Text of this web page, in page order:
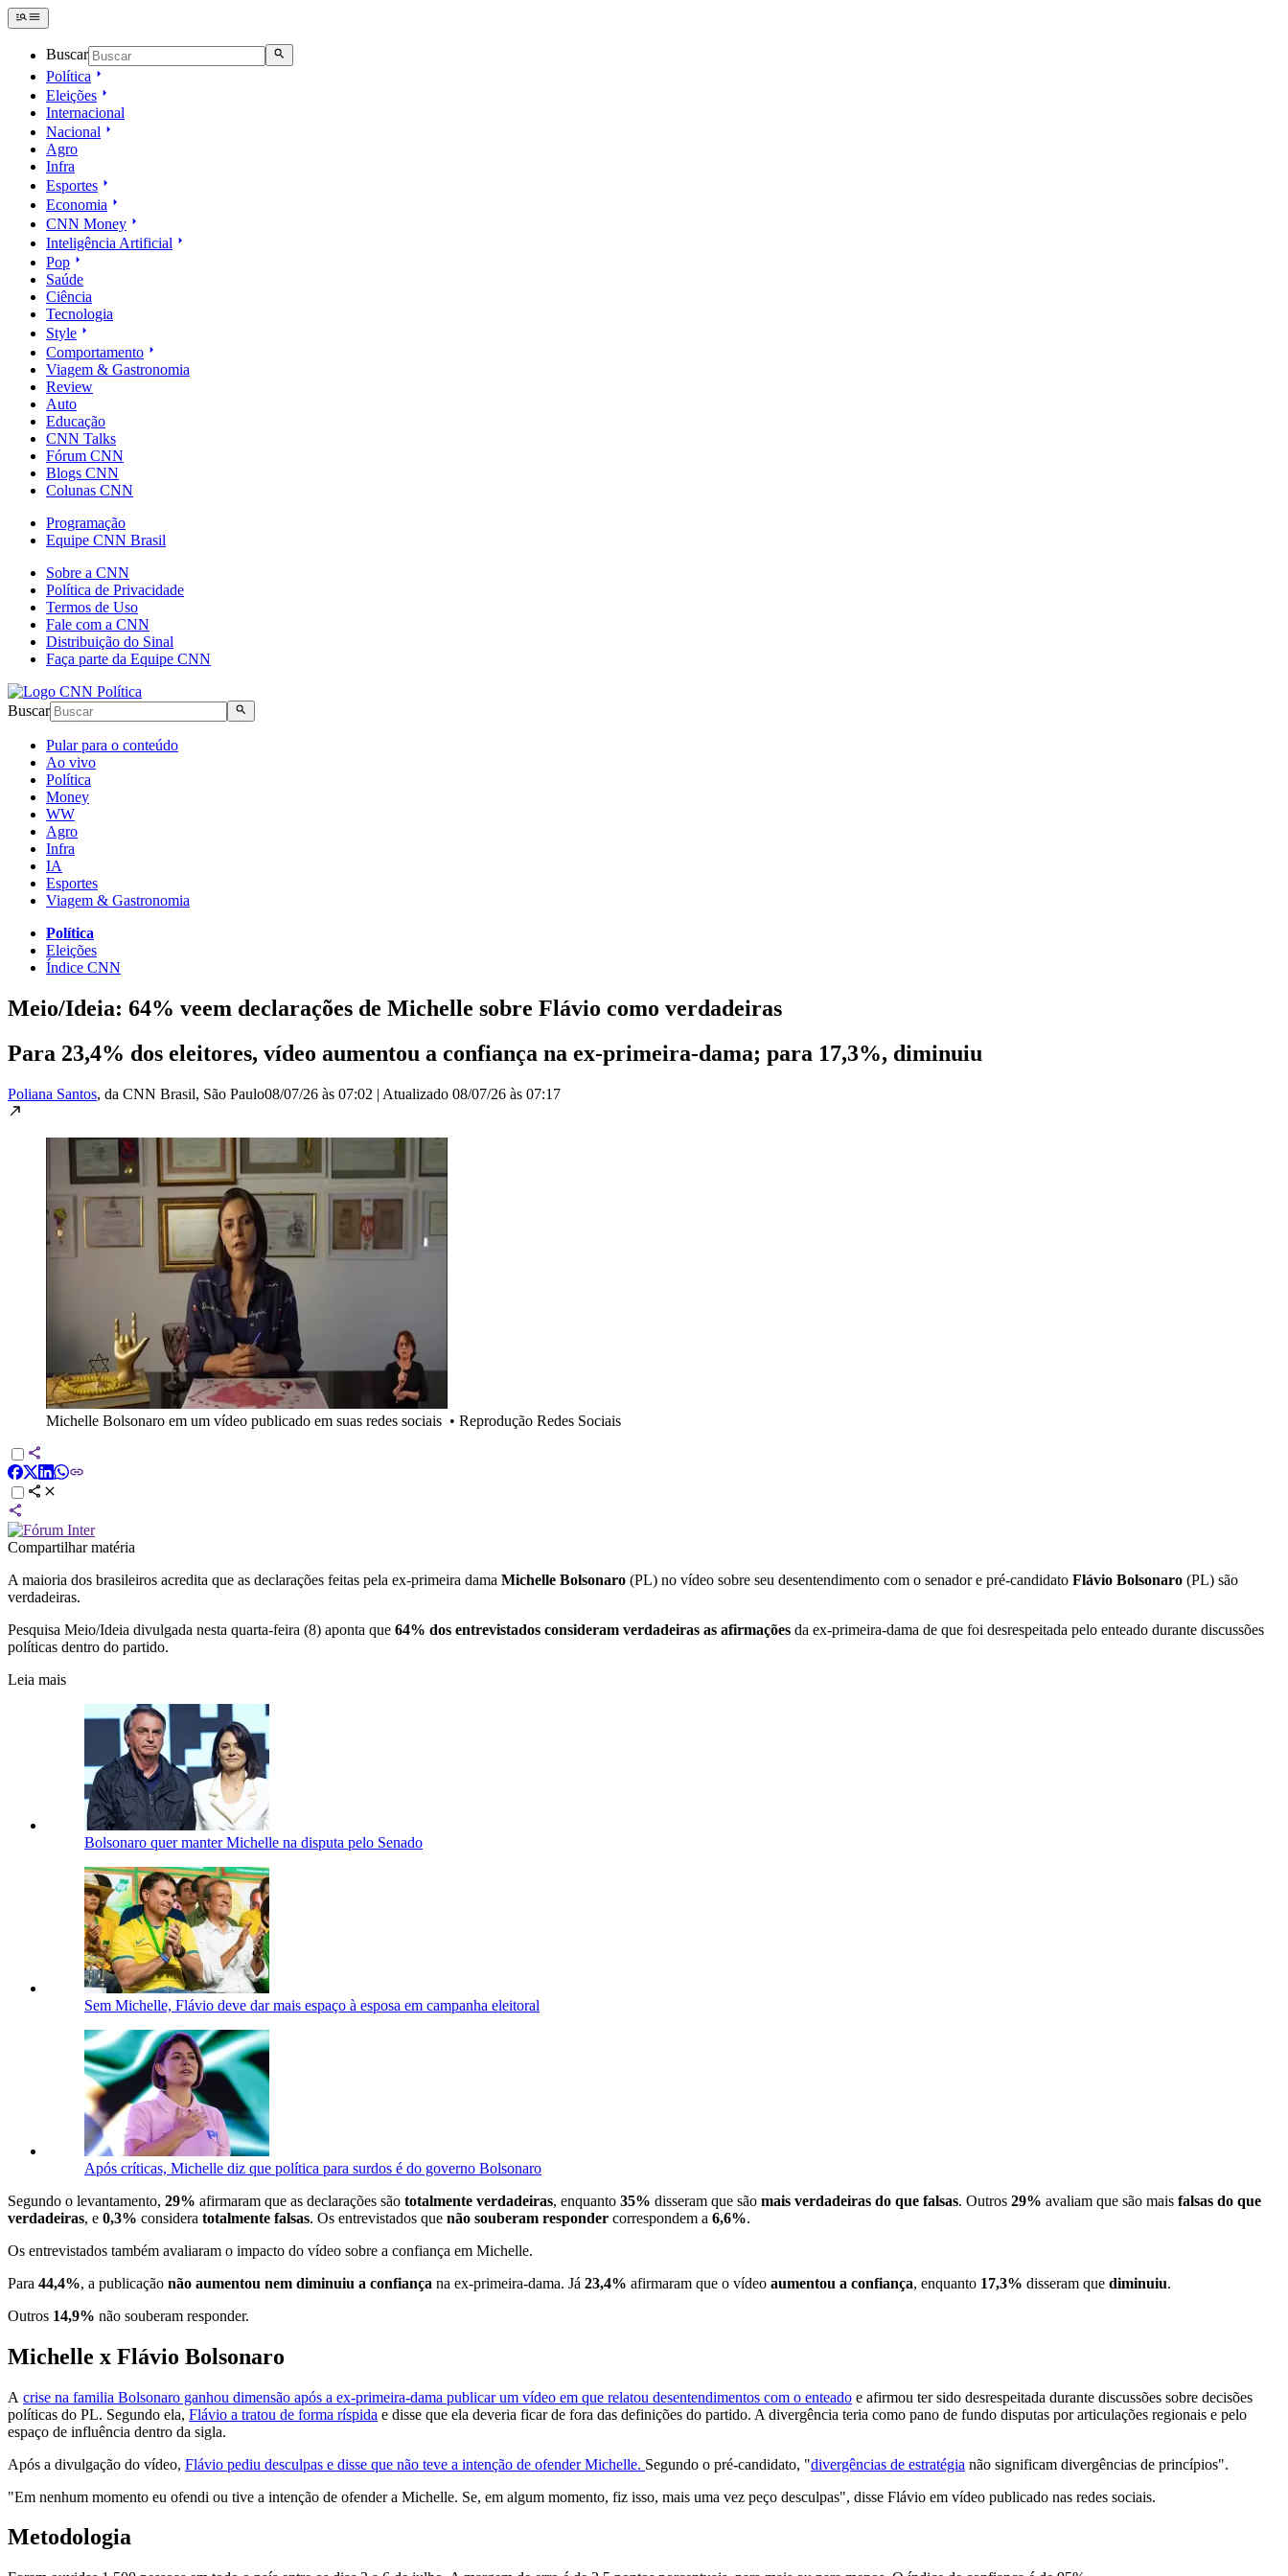
Buscar
Política
Eleições
Internacional
Nacional
Agro
Infra
Esportes
Economia
CNN Money
Inteligência Artificial
Pop
Saúde
Ciência
Tecnologia
Style
Comportamento
Viagem & Gastronomia
Review
Auto
Educação
CNN Talks
Fórum CNN
Blogs CNN
Colunas CNN
Programação
Equipe CNN Brasil
Sobre a CNN
Política de Privacidade
Termos de Uso
Fale com a CNN
Distribuição do Sinal
Faça parte da Equipe CNN
Buscar
Pular para o conteúdo
Ao vivo
Política
Money
WW
Agro
Infra
IA
Esportes
Viagem & Gastronomia
Política
Eleições
Índice CNN
Meio/Ideia: 64% veem declarações de Michelle sobre Flávio como verdadeiras
Para 23,4% dos eleitores, vídeo aumentou a confiança na ex-primeira-dama; para 17,3%, diminuiu
Poliana Santos, da CNN Brasil, São Paulo08/07/26 às 07:02 | Atualizado 08/07/26 às 07:17
Michelle Bolsonaro em um vídeo publicado em suas redes sociais • Reprodução Redes Sociais
Compartilhar matéria
A maioria dos brasileiros acredita que as declarações feitas pela ex-primeira dama Michelle Bolsonaro (PL) no vídeo sobre seu desentendimento com o senador e pré-candidato Flávio Bolsonaro (PL) são
verdadeiras.
Pesquisa Meio/Ideia divulgada nesta quarta-feira (8) aponta que 64% dos entrevistados consideram verdadeiras as afirmações da ex-primeira-dama de que foi desrespeitada pelo enteado durante discussões
políticas dentro do partido.
Leia mais
Bolsonaro quer manter Michelle na disputa pelo Senado
Sem Michelle, Flávio deve dar mais espaço à esposa em campanha eleitoral
Após críticas, Michelle diz que política para surdos é do governo Bolsonaro
Segundo o levantamento, 29% afirmaram que as declarações são totalmente verdadeiras, enquanto 35% disseram que são mais verdadeiras do que falsas. Outros 29% avaliam que são mais falsas do que
verdadeiras, e 0,3% considera totalmente falsas. Os entrevistados que não souberam responder correspondem a 6,6%.
Os entrevistados também avaliaram o impacto do vídeo sobre a confiança em Michelle.
Para 44,4%, a publicação não aumentou nem diminuiu a confiança na ex-primeira-dama. Já 23,4% afirmaram que o vídeo aumentou a confiança, enquanto 17,3% disseram que diminuiu.
Outros 14,9% não souberam responder.
Michelle x Flávio Bolsonaro
A crise na familia Bolsonaro ganhou dimensão após a ex-primeira-dama publicar um vídeo em que relatou desentendimentos com o enteado e afirmou ter sido desrespeitada durante discussões sobre decisões
políticas do PL. Segundo ela, Flávio a tratou de forma ríspida e disse que ela deveria ficar de fora das definições do partido. A divergência teria como pano de fundo disputas por articulações regionais e pelo
espaço de influência dentro da sigla.
Após a divulgação do vídeo, Flávio pediu desculpas e disse que não teve a intenção de ofender Michelle. Segundo o pré-candidato, "divergências de estratégia não significam divergências de princípios".
"Em nenhum momento eu ofendi ou tive a intenção de ofender a Michelle. Se, em algum momento, fiz isso, mais uma vez peço desculpas", disse Flávio em vídeo publicado nas redes sociais.
Metodologia